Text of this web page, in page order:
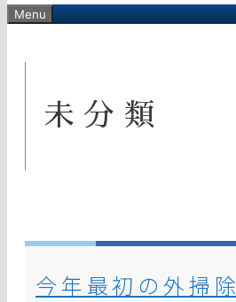
スMenu
未分類
今年最初の外掃除